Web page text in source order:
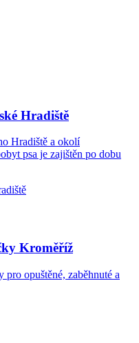
Hradiště
Hradiště a okolí
psa je zajištěn po dobu
Kroměříž
opuštěné, zaběhnuté a